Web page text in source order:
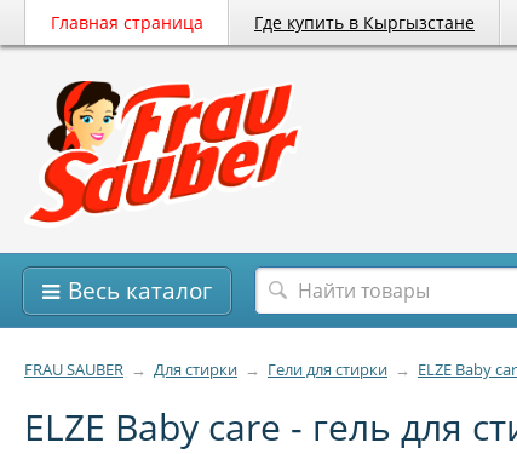
Главная страница Где купить в Кыргызстане
Весь каталог
FRAU SAUBER → Для стирки → Гели для стирки → ELZE Baby
ELZE Baby care - гель для